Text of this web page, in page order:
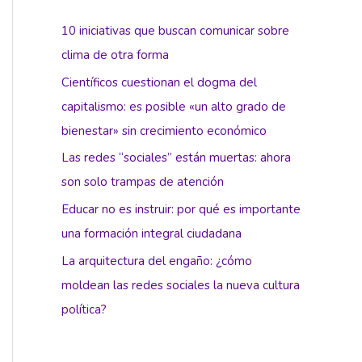
10 iniciativas que buscan comunicar sobre
clima de otra forma
Científicos cuestionan el dogma del
capitalismo: es posible «un alto grado de
bienestar» sin crecimiento económico
Las redes “sociales” están muertas: ahora
son solo trampas de atención
Educar no es instruir: por qué es importante
una formación integral ciudadana
La arquitectura del engaño: ¿cómo
moldean las redes sociales la nueva cultura
política?